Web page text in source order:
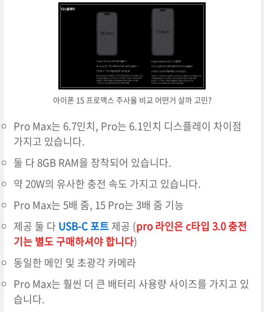
아이폰 15 프로맥스 주사율 비교 어떤거 살까 고민?
Pro Max는 6.7인치, Pro는 6.1인치 디스플레이 차이점
가지고 있습니다.
둘 다 8GB RAM을 장착되어 있습니다.
약 20W의 유사한 충전 속도 가지고 있습니다.
Pro Max는 5배 줌, 15 Pro는 3배 줌 기능
제공 둘 다 USB-C 포트제공 (pro 라인은 c타입 3.0 충전
기는 별도 구매하셔야 합니다)
동일한 메인 및 초광각 카메라
Pro Max는 훨씬 더 큰 배터리 사용량 사이즈를 가지고 있
습니다.